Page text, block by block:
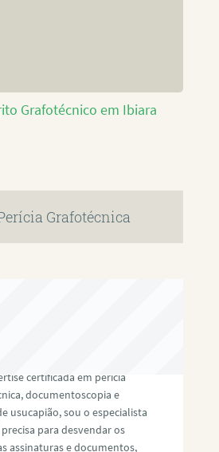
Grafotécnico em Ibiara
Grafotécnica
certificada em perícia
documentoscopia e
usucapião, sou o especialista
para desvendar os
assinaturas e documentos,